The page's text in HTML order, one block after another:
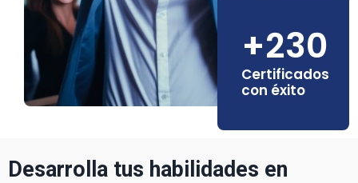
+230
Certificados
con éxito
Desarrolla tus habilidades en